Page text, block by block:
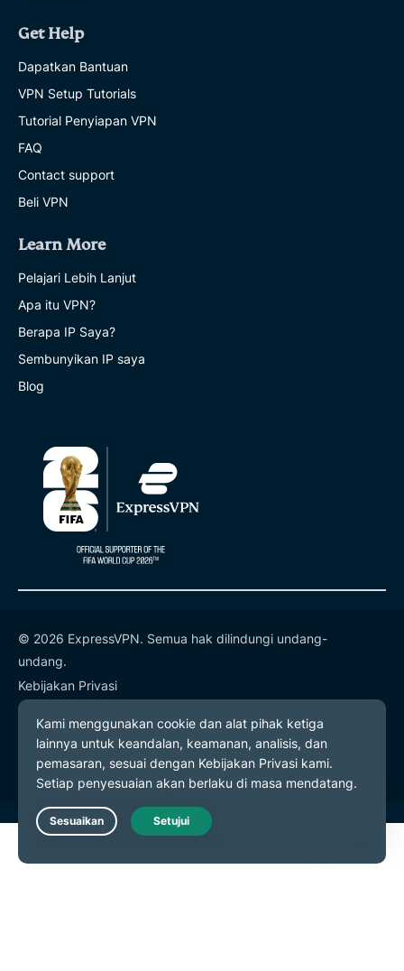
Get Help
Dapatkan Bantuan
VPN Setup Tutorials
Tutorial Penyiapan VPN
FAQ
Contact support
Beli VPN
Learn More
Pelajari Lebih Lanjut
Apa itu VPN?
Berapa IP Saya?
Sembunyikan IP saya
Blog
© 2026 ExpressVPN. Semua hak dilindungi undang-
undang.
Kebijakan Privasi
Ketentuan Layanan
Preferensi Cookie